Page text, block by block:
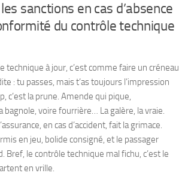
sanctions en cas d’absence
du contrôle technique
technique à jour, c’est comme faire un créneau
: tu passes, mais t’as toujours l’impression
c’est la prune. Amende qui pique,
bagnole, voire fourrière… La galère, la vraie.
en cas d’accident, fait la grimace.
en jeu, bolide consigné, et le passager
Bref, le contrôle technique mal fichu, c’est le
en vrille.